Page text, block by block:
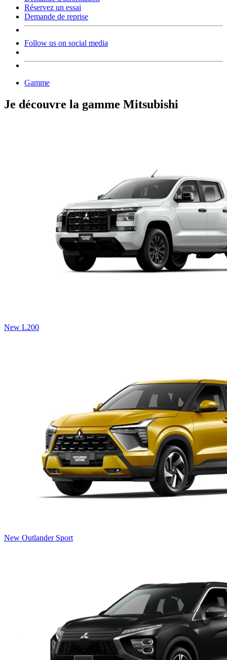
Réservez un essai
Demande de reprise
Follow us on social media
Gamme
Je découvre la gamme Mitsubishi
New L200
New Outlander Sport